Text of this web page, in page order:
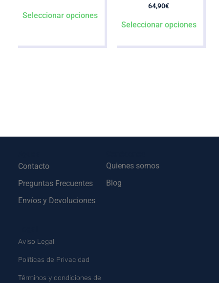
Seleccionar opciones
64,90€
Seleccionar opciones
Contacto
Preguntas Frecuentes
Envíos y Devoluciones
Quienes somos
Blog
Aviso Legal
Políticas de Privacidad
Términos y condiciones de